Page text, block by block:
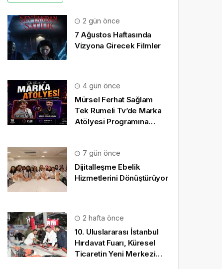
2 gün önce
7 Ağustos Haftasında
Vizyona Girecek Filmler
4 gün önce
Mürsel Ferhat Sağlam
Tek Rumeli Tv’de Marka
Atölyesi Programına
7 gün önce
Dijitalleşme Ebelik
Hizmetlerini Dönüştürüyor
2 hafta önce
10. Uluslararası İstanbul
Hırdavat Fuarı, Küresel
Ticaretin Yeni Merkezi